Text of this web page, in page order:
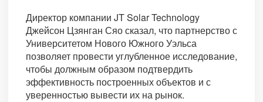
Директор компании JT Solar Technology
Джейсон Цзянган Сяо сказал, что партнерство с
Университетом Нового Южного Уэльса
позволяет провести углубленное исследование,
чтобы должным образом подтвердить
эффективность построенных объектов и с
уверенностью вывести их на рынок.